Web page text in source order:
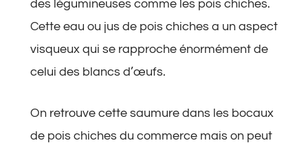
des légumineuses comme les pois chiches.
Cette eau ou jus de pois chiches a un aspect
visqueux qui se rapproche énormément de
celui des blancs d’œufs.
On retrouve cette saumure dans les bocaux
de pois chiches du commerce mais on peut